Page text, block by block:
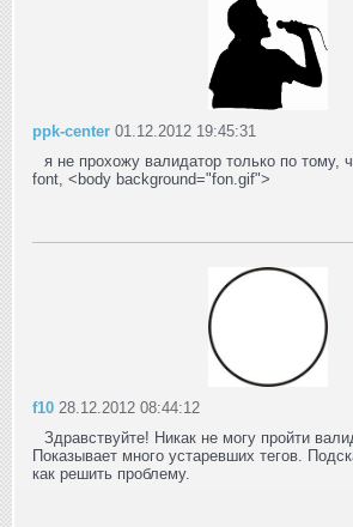
ppk-center 01.12.2012 19:45:31
я не прохожу валидатор только по тому,
font, <body background="fon.gif">
f10 28.12.2012 08:44:12
Здравствуйте! Никак не могу пройти
Показывает много устаревших тегов.
как решить проблему.